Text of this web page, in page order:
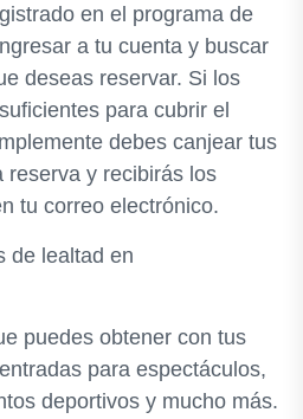
en el programa de
a tu cuenta y buscar
deseas reservar. Si los
para cubrir el
debes canjear tus
reserva y recibirás los
tu correo electrónico.
de lealtad en
puedes obtener con tus
para espectáculos,
deportivos y mucho más.